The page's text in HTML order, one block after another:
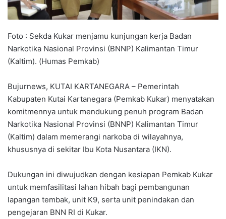
Foto : Sekda Kukar menjamu kunjungan kerja Badan
Narkotika Nasional Provinsi (BNNP) Kalimantan Timur
(Kaltim). (Humas Pemkab)
Bujurnews, KUTAI KARTANEGARA – Pemerintah
Kabupaten Kutai Kartanegara (Pemkab Kukar) menyatakan
komitmennya untuk mendukung penuh program Badan
Narkotika Nasional Provinsi (BNNP) Kalimantan Timur
(Kaltim) dalam memerangi narkoba di wilayahnya,
khususnya di sekitar Ibu Kota Nusantara (IKN).
Dukungan ini diwujudkan dengan kesiapan Pemkab Kukar
untuk memfasilitasi lahan hibah bagi pembangunan
lapangan tembak, unit K9, serta unit penindakan dan
pengejaran BNN RI di Kukar.